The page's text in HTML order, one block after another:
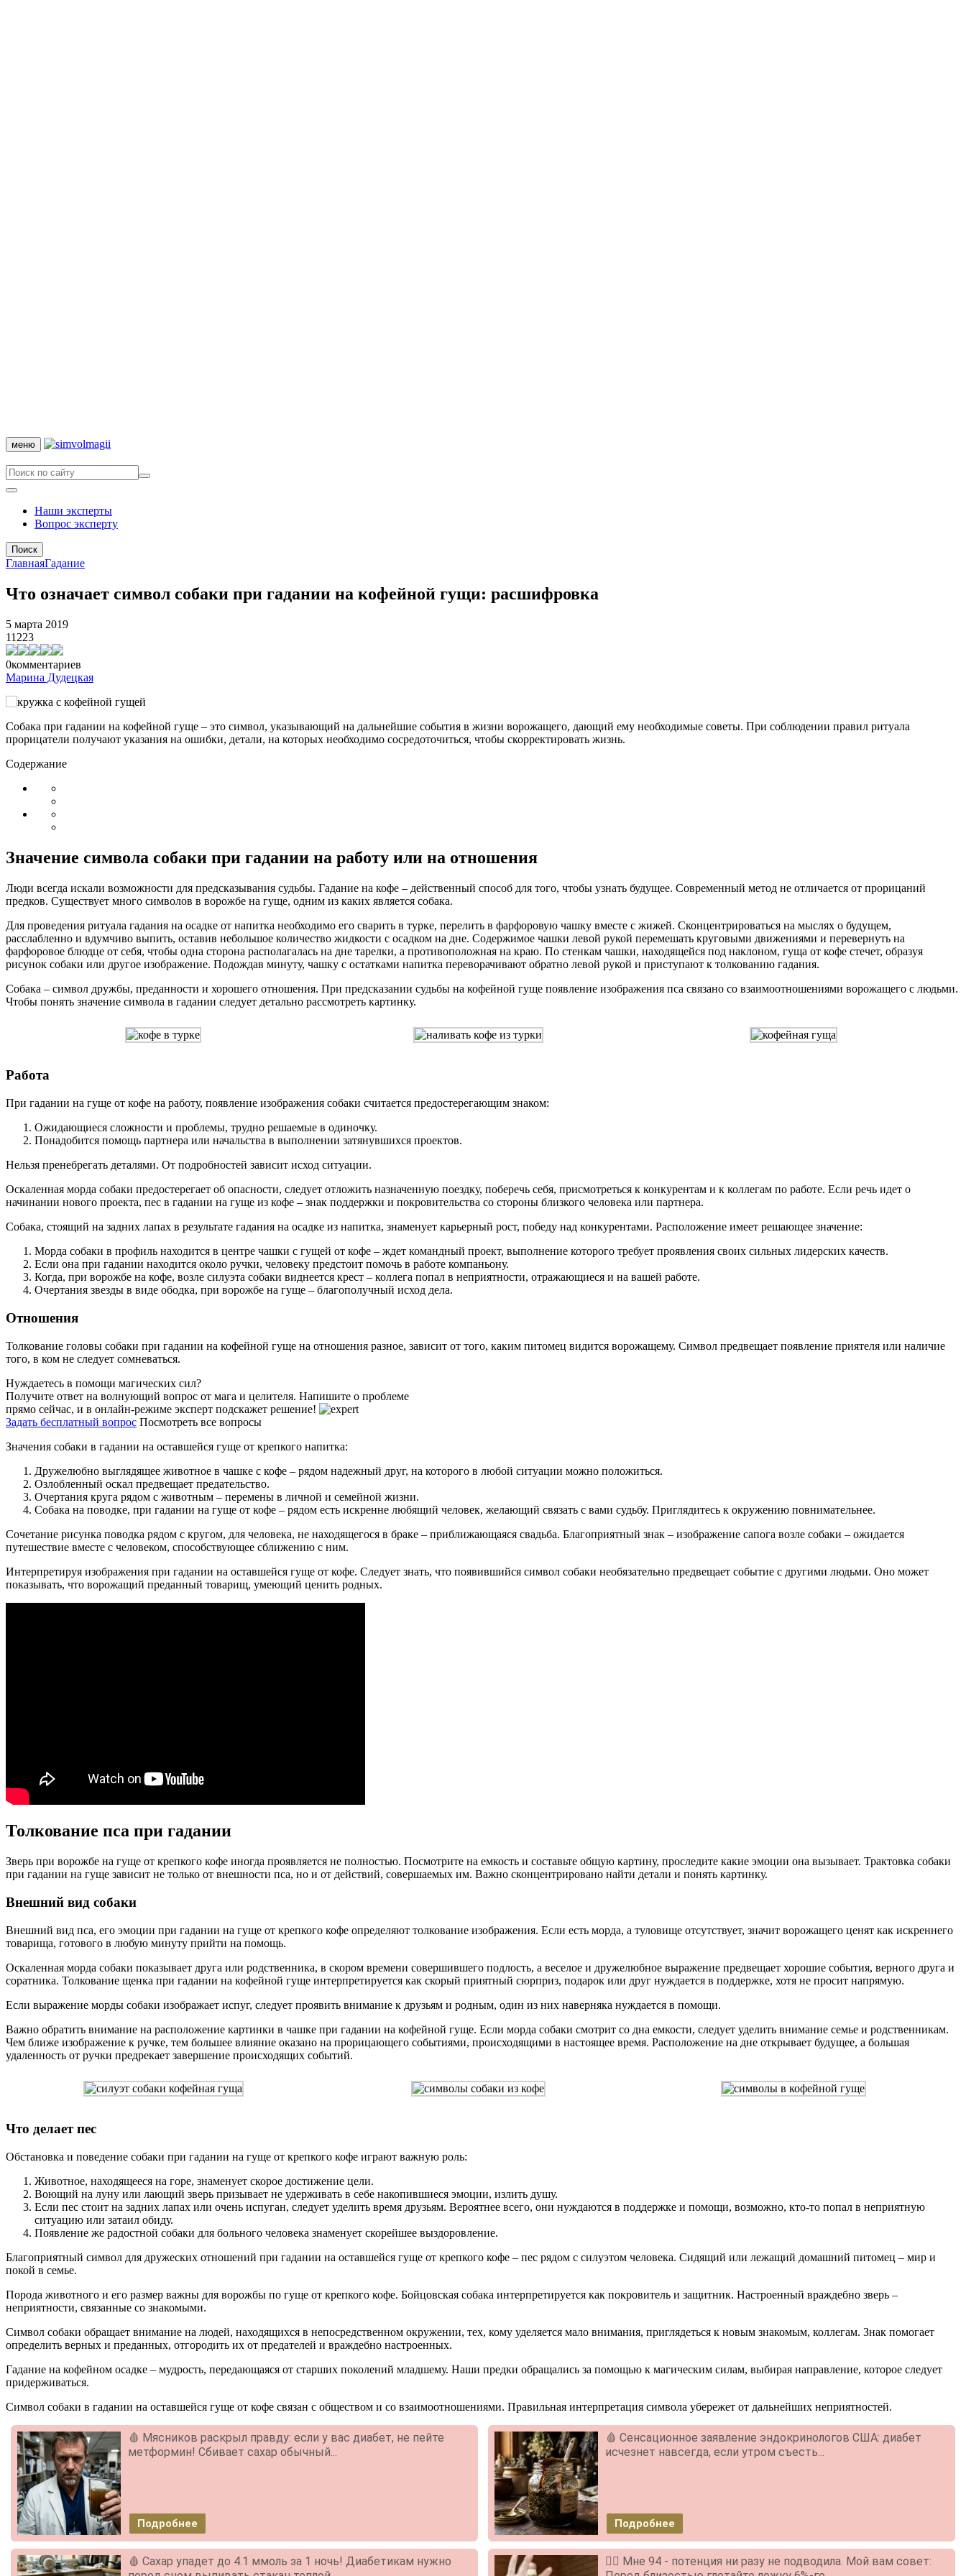
меню
Наши эксперты
Вопрос эксперту
Поиск
ГлавнаяГадание
Что означает символ собаки при гадании на кофейной гущи: расшифровка
5 марта 2019
11223
0комментариев
Марина Дудецкая
Собака при гадании на кофейной гуще – это символ, указывающий на дальнейшие события в жизни ворожащего, дающий ему необходимые советы. При соблюдении правил ритуала
прорицатели получают указания на ошибки, детали, на которых необходимо сосредоточиться, чтобы скорректировать жизнь.
Содержание
Значение символа собаки при гадании на работу или на отношения
Люди всегда искали возможности для предсказывания судьбы. Гадание на кофе – действенный способ для того, чтобы узнать будущее. Современный метод не отличается от прорицаний
предков. Существует много символов в ворожбе на гуще, одним из каких является собака.
Для проведения ритуала гадания на осадке от напитка необходимо его сварить в турке, перелить в фарфоровую чашку вместе с жижей. Сконцентрироваться на мыслях о будущем,
расслабленно и вдумчиво выпить, оставив небольшое количество жидкости с осадком на дне. Содержимое чашки левой рукой перемешать круговыми движениями и перевернуть на
фарфоровое блюдце от себя, чтобы одна сторона располагалась на дне тарелки, а противоположная на краю. По стенкам чашки, находящейся под наклоном, гуща от кофе стечет, образуя
рисунок собаки или другое изображение. Подождав минуту, чашку с остатками напитка переворачивают обратно левой рукой и приступают к толкованию гадания.
Собака – символ дружбы, преданности и хорошего отношения. При предсказании судьбы на кофейной гуще появление изображения пса связано со взаимоотношениями ворожащего с людьми.
Чтобы понять значение символа в гадании следует детально рассмотреть картинку.
Работа
При гадании на гуще от кофе на работу, появление изображения собаки считается предостерегающим знаком:
Ожидающиеся сложности и проблемы, трудно решаемые в одиночку.
Понадобится помощь партнера или начальства в выполнении затянувшихся проектов.
Нельзя пренебрегать деталями. От подробностей зависит исход ситуации.
Оскаленная морда собаки предостерегает об опасности, следует отложить назначенную поездку, поберечь себя, присмотреться к конкурентам и к коллегам по работе. Если речь идет о
начинании нового проекта, пес в гадании на гуще из кофе – знак поддержки и покровительства со стороны близкого человека или партнера.
Собака, стоящий на задних лапах в результате гадания на осадке из напитка, знаменует карьерный рост, победу над конкурентами. Расположение имеет решающее значение:
Морда собаки в профиль находится в центре чашки с гущей от кофе – ждет командный проект, выполнение которого требует проявления своих сильных лидерских качеств.
Если она при гадании находится около ручки, человеку предстоит помочь в работе компаньону.
Когда, при ворожбе на кофе, возле силуэта собаки виднеется крест – коллега попал в неприятности, отражающиеся и на вашей работе.
Очертания звезды в виде ободка, при ворожбе на гуще – благополучный исход дела.
Отношения
Толкование головы собаки при гадании на кофейной гуще на отношения разное, зависит от того, каким питомец видится ворожащему. Символ предвещает появление приятеля или наличие
того, в ком не следует сомневаться.
Нуждаетесь в помощи магических сил?
Получите ответ на волнующий вопрос от мага и целителя. Напишите о проблеме
прямо сейчас, и в онлайн-режиме эксперт подскажет решение!
Задать бесплатный вопрос Посмотреть все вопросы
Значения собаки в гадании на оставшейся гуще от крепкого напитка:
Дружелюбно выглядящее животное в чашке с кофе – рядом надежный друг, на которого в любой ситуации можно положиться.
Озлобленный оскал предвещает предательство.
Очертания круга рядом с животным – перемены в личной и семейной жизни.
Собака на поводке, при гадании на гуще от кофе – рядом есть искренне любящий человек, желающий связать с вами судьбу. Приглядитесь к окружению повнимательнее.
Сочетание рисунка поводка рядом с кругом, для человека, не находящегося в браке – приближающаяся свадьба. Благоприятный знак – изображение сапога возле собаки – ожидается
путешествие вместе с человеком, способствующее сближению с ним.
Интерпретируя изображения при гадании на оставшейся гуще от кофе. Следует знать, что появившийся символ собаки необязательно предвещает событие с другими людьми. Оно может
показывать, что ворожащий преданный товарищ, умеющий ценить родных.
Толкование пса при гадании
Зверь при ворожбе на гуще от крепкого кофе иногда проявляется не полностью. Посмотрите на емкость и составьте общую картину, проследите какие эмоции она вызывает. Трактовка собаки
при гадании на гуще зависит не только от внешности пса, но и от действий, совершаемых им. Важно сконцентрировано найти детали и понять картинку.
Внешний вид собаки
Внешний вид пса, его эмоции при гадании на гуще от крепкого кофе определяют толкование изображения. Если есть морда, а туловище отсутствует, значит ворожащего ценят как искреннего
товарища, готового в любую минуту прийти на помощь.
Оскаленная морда собаки показывает друга или родственника, в скором времени совершившего подлость, а веселое и дружелюбное выражение предвещает хорошие события, верного друга и
соратника. Толкование щенка при гадании на кофейной гуще интерпретируется как скорый приятный сюрприз, подарок или друг нуждается в поддержке, хотя не просит напрямую.
Если выражение морды собаки изображает испуг, следует проявить внимание к друзьям и родным, один из них наверняка нуждается в помощи.
Важно обратить внимание на расположение картинки в чашке при гадании на кофейной гуще. Если морда собаки смотрит со дна емкости, следует уделить внимание семье и родственникам.
Чем ближе изображение к ручке, тем большее влияние оказано на прорицающего событиями, происходящими в настоящее время. Расположение на дне открывает будущее, а большая
удаленность от ручки предрекает завершение происходящих событий.
Что делает пес
Обстановка и поведение собаки при гадании на гуще от крепкого кофе играют важную роль:
Животное, находящееся на горе, знаменует скорое достижение цели.
Воющий на луну или лающий зверь призывает не удерживать в себе накопившиеся эмоции, излить душу.
Если пес стоит на задних лапах или очень испуган, следует уделить время друзьям. Вероятнее всего, они нуждаются в поддержке и помощи, возможно, кто-то попал в неприятную
ситуацию или затаил обиду.
Появление же радостной собаки для больного человека знаменует скорейшее выздоровление.
Благоприятный символ для дружеских отношений при гадании на оставшейся гуще от крепкого кофе – пес рядом с силуэтом человека. Сидящий или лежащий домашний питомец – мир и
покой в семье.
Порода животного и его размер важны для ворожбы по гуще от крепкого кофе. Бойцовская собака интерпретируется как покровитель и защитник. Настроенный враждебно зверь –
неприятности, связанные со знакомыми.
Символ собаки обращает внимание на людей, находящихся в непосредственном окружении, тех, кому уделяется мало внимания, приглядеться к новым знакомым, коллегам. Знак помогает
определить верных и преданных, отгородить их от предателей и враждебно настроенных.
Гадание на кофейном осадке – мудрость, передающаяся от старших поколений младшему. Наши предки обращались за помощью к магическим силам, выбирая направление, которое следует
придерживаться.
Символ собаки в гадании на оставшейся гуще от кофе связан с обществом и со взаимоотношениями. Правильная интерпретация символа убережет от дальнейших неприятностей.
🩸 Мясников раскрыл правду: если у вас диабет, не пейте
метформин! Сбивает сахар обычный...
Подробнее
🩸 Сенсационное заявление эндокринологов США: диабет
исчезнет навсегда, если утром съесть...
Подробнее
🩸 Сахар упадет до 4.1 ммоль за 1 ночь! Диабетикам нужно
❤️‍🔥 Мне 94 - потенция ни разу не подводила. Мой вам совет: